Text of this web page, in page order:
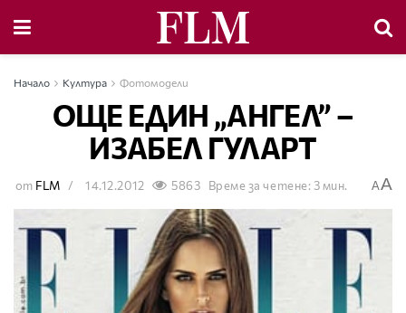
Начало Култура Фотомодели
ОЩЕ ЕДИН „АНГЕЛ” –
ИЗАБЕЛ ГУЛАРТ
от FLM 14.12.2012 5863 Време за четене: 3 мин. AA